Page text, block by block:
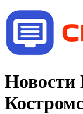
Новости